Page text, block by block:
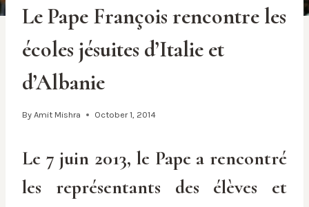
Le Pape François rencontre les
écoles jésuites d’Italie et
d’Albanie
By Amit Mishra October 1, 2014
Le 7 juin 2013, le Pape a rencontré
les représentants des élèves et